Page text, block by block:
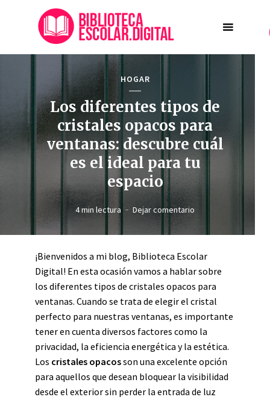
HOGAR
Los diferentes tipos de
cristales opacos para
ventanas: descubre cuál
es el ideal para tu
espacio
4 min lectura Dejar comentario
¡Bienvenidos a mi blog, Biblioteca Escolar
Digital! En esta ocasión vamos a hablar sobre
los diferentes tipos de cristales opacos para
ventanas. Cuando se trata de elegir el cristal
perfecto para nuestras ventanas, es importante
tener en cuenta diversos factores como la
privacidad, la eficiencia energética y la estética.
Los cristales opacosson una excelente opción
para aquellos que desean bloquear la visibilidad
desde el exterior sin perder la entrada de luz